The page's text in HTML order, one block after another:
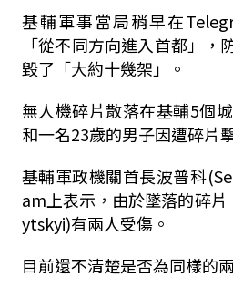
基輔軍事當局稍早在
「從不同方向進入首都」，
毀了「大約十幾架」。
無人機碎片散落在基輔5個
和一名23歲的男子因遭碎片
基輔軍政機關首長波普科
am上表示，由於墜落的碎
ytskyi)有兩人受傷。
目前還不清楚是否為同樣的